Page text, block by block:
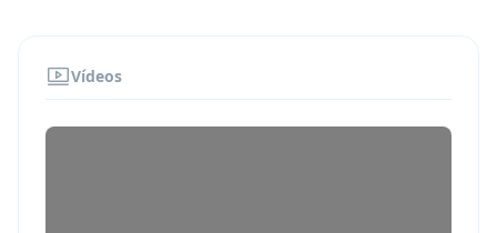
Los estudiantes practican un deporte específico
Campamento de verano de baloncesto en
Francia
Vídeos